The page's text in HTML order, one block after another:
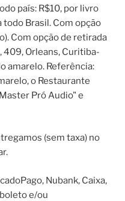
país: R$10, por livro
todo Brasil. Com opção
Com opção de retirada
409, Orleans, Curitiba-
amarelo. Referência:
o Restaurante
Pró Audio" e
(sem taxa) no
Nubank, Caixa,
e/ou